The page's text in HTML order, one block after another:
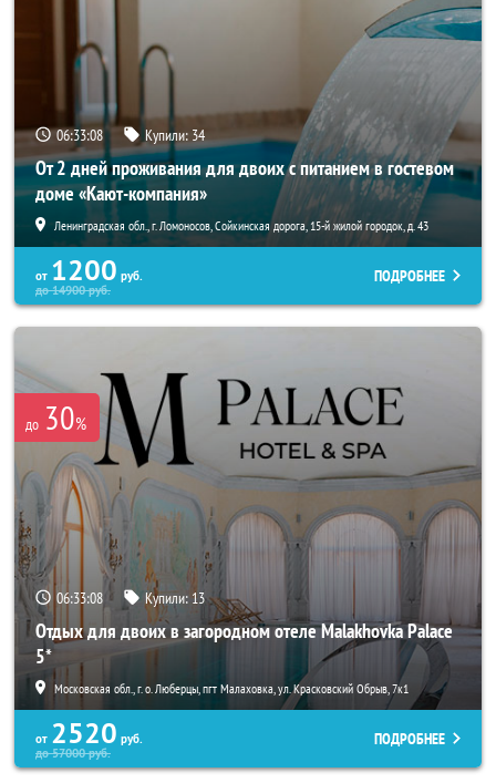
06:33:07 Купили: 34
От 2 дней проживания для двоих с питанием в гостевом
доме «Кают-компания»
Ленинградская обл., г. Ломоносов, Сойкинская дорога, 15-й жилой городок, д. 43
от 1200 руб.
до14900руб.
ПОДРОБНЕЕ
до 30%
06:33:07 Купили: 13
Отдых для двоих в загородном отеле Malakhovka Palace
5*
Московская обл., г. о. Люберцы, пгт Малаховка, ул. Красковский Обрыв, 7к1
от 2520 руб.
до57000руб.
ПОДРОБНЕЕ